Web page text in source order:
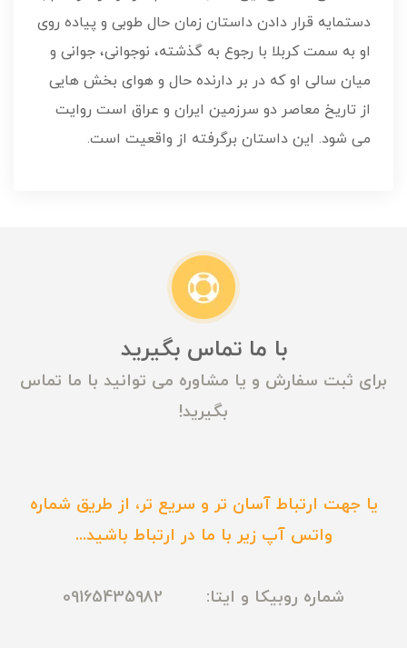
دستمایه قرار دادن داستان زمان حال طوبی و پیاده روی
او به سمت کربلا با رجوع به گذشته، نوجوانی، جوانی و
میان سالی او که در بر دارنده حال و هوای بخش هایی
از تاریخ معاصر دو سرزمین ایران و عراق است روایت
می شود. این داستان برگرفته از واقعیت است.
با ما تماس بگیرید
برای ثبت سفارش و یا مشاوره می توانید با ما تماس
بگیرید!
یا جهت ارتباط آسان تر و سریع تر، از طریق شماره
واتس آپ زیر با ما در ارتباط باشید...
شماره روبیکا و ایتا: 09165435982